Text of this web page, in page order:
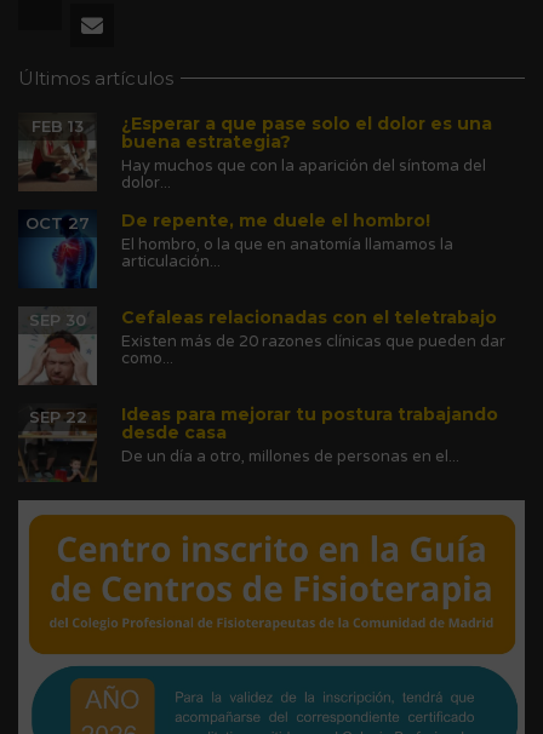
Últimos artículos
¿Esperar a que pase solo el dolor es una
buena estrategia?
FEB 13
Hay muchos que con la aparición del síntoma del
dolor...
De repente, me duele el hombro!
OCT 27
El hombro, o la que en anatomía llamamos la
articulación...
Cefaleas relacionadas con el teletrabajo
SEP 30
Existen más de 20 razones clínicas que pueden dar
como...
Ideas para mejorar tu postura trabajando
desde casa
SEP 22
De un día a otro, millones de personas en el...